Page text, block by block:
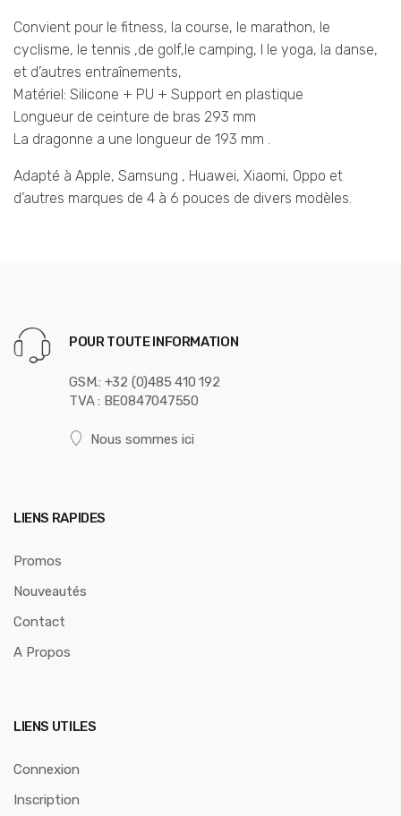
Convient pour le fitness, la course, le marathon, le
cyclisme, le tennis ,de golf,le camping, l le yoga, la danse,
et d’autres entraînements,
Matériel: Silicone + PU + Support en plastique
Longueur de ceinture de bras 293 mm
La dragonne a une longueur de 193 mm .
Adapté à Apple, Samsung , Huawei, Xiaomi, Oppo et
d’autres marques de 4 à 6 pouces de divers modèles.
POUR TOUTE INFORMATION
GSM.: +32 (0)485 410 192
TVA : BE0847047550
Nous sommes ici
LIENS RAPIDES
Promos
Nouveautés
Contact
A Propos
LIENS UTILES
Connexion
Inscription